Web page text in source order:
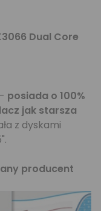
Dual Core
- posiada o 100%
jak starsza
z dyskami
producent